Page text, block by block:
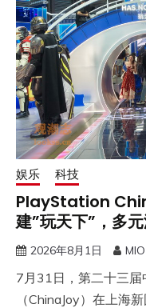
娱乐 科技
PlayStation
建”玩天下”，多
2026年8月1日 MIO
7月31日，第二十三
（ChinaJoy）在上海